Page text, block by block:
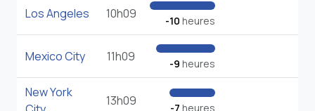
Los Angeles 10h09 -10 heures
Mexico City 11h09 -9 heures
New York
13h09 -7 heures